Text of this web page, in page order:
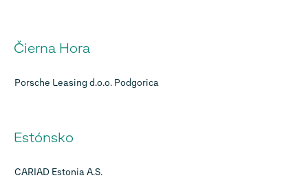
Čierna Hora
Porsche Leasing d.o.o. Podgorica
Estónsko
CARIAD Estonia A.S.